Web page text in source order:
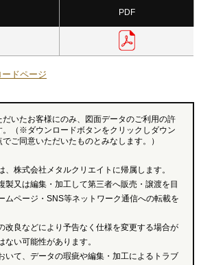
PDF
ドページ
いたお客様にのみ、図面データのご利用の許
。（※ダウンロードボタンをクリックしダウン
ご同意いただいたものとみなします。）
、株式会社メタルクリエイトに帰属します。
製又は編集・加工して第三者へ販売・譲渡を目
ムページ・SNS等ネットワーク通信への転載を
改良などにより予告なく仕様を変更する場合が
い可能性があります。
いて、データの瑕疵や編集・加工によるトラブ